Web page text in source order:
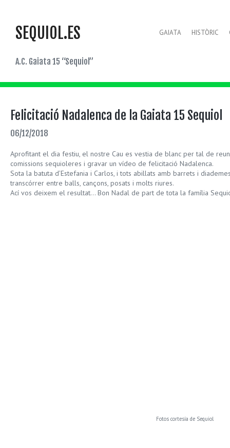
SEQUIOL.ES
A.C. Gaiata 15 “Sequiol”
GAIATA HISTÒRIC
Felicitació Nadalenca de la Gaiata 15 Sequiol
06/12/2018
Aprofitant el dia festiu, el nostre Cau es vestia de blanc per tal de
comissions sequioleres i gravar un vídeo de felicitació Nadalenca.
Sota la batuta d’Estefania i Carlos, i tots abillats amb barrets i
transcórrer entre balls, cançons, posats i molts riures.
Ací vos deixem el resultat… Bon Nadal de part de tota la família
Fotos cortesía de Sequiol